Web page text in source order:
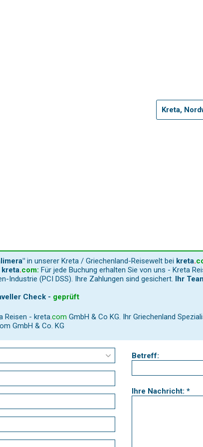
Angebot für Ihre persönliche Reiserouten zu
Kreta,
in unserer Kreta / Griechenland-Reisewelt bei kreta.
kreta.com: Für jede Buchung erhalten Sie von uns - Kreta
Industrie (PCI DSS). Ihre Zahlungen sind gesichert. Ihr
Check - geprüft
Reisen - kreta.com GmbH & Co KG. Ihr Griechenland
GmbH & Co. KG
Betreff:
Ihre Nachricht: *